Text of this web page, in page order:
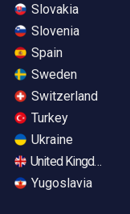
Slovakia
Slovenia
Spain
Sweden
Switzerland
Turkey
Ukraine
United Kingdom
Yugoslavia